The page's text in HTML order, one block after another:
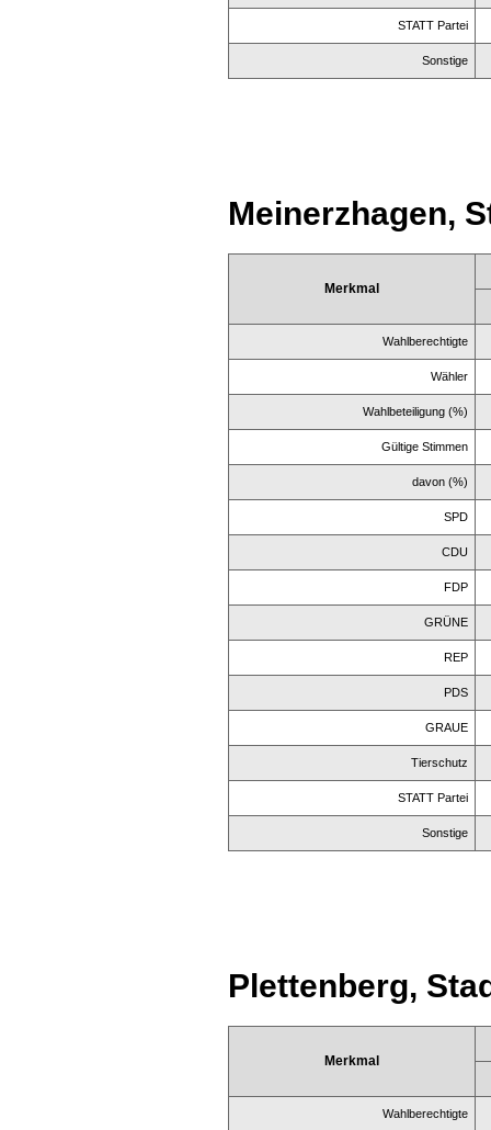
STATT Partei
Sonstige
Meinerzhagen,
Merkmal
Wahlberechtigte
Wähler
Wahlbeteiligung (%)
Gültige Stimmen
davon (%)
SPD
CDU
FDP
GRÜNE
REP
PDS
GRAUE
Tierschutz
STATT Partei
Sonstige
Plettenberg,
Merkmal
Wahlberechtigte